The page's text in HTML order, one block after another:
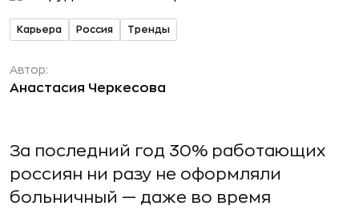
Карьера Россия Тренды
Автор:
Анастасия Черкесова
За последний год 30% работающих
россиян ни разу не оформляли
больничный — даже во время